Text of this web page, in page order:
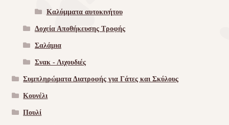
Καλύμματα αυτοκινήτου
Δοχεία Αποθήκευσης Τροφής
Σαλάμια
Σνακ - Λιχουδιές
Συμπληρώματα Διατροφής για Γάτες και Σκύλους
Κουνέλι
Πουλί